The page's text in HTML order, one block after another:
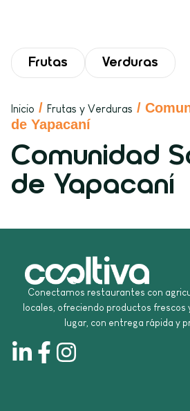
Frutas Verduras
Inicio / Frutas y Verduras /
de Yapacaní
Comunidad
de Yapacaní
Conectamos restaurantes con
locales, ofreciendo productos frescos
lugar, con entrega rápida y